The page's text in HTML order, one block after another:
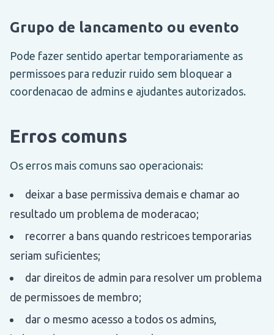
Grupo de lancamento ou evento
Pode fazer sentido apertar temporariamente as
permissoes para reduzir ruido sem bloquear a
coordenacao de admins e ajudantes autorizados.
Erros comuns
Os erros mais comuns sao operacionais:
deixar a base permissiva demais e chamar ao
resultado um problema de moderacao;
recorrer a bans quando restricoes temporarias
seriam suficientes;
dar direitos de admin para resolver um problema
de permissoes de membro;
dar o mesmo acesso a todos os admins,